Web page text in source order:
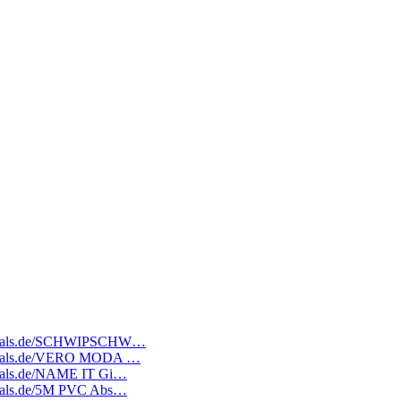
SCHWIPSCHW…
VERO MODA …
NAME IT Gi…
5M PVC Abs…